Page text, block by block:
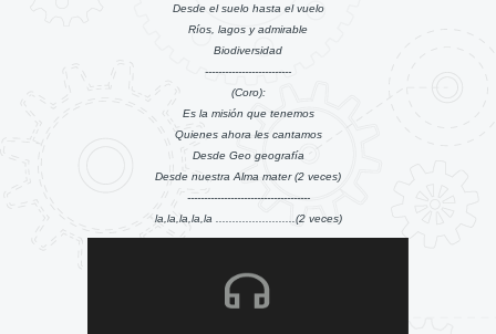
Desde el suelo hasta el vuelo
Ríos, lagos y admirable
Biodiversidad
--------------------------
(Coro):
Es la misión que tenemos
Quienes ahora les cantamos
Desde Geo geografía
Desde nuestra Alma mater (2 veces)
-------------------------------------
la,la,la,la,la ........................(2 veces)